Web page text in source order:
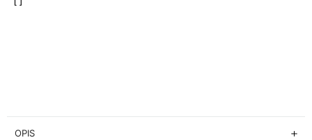
OPIS